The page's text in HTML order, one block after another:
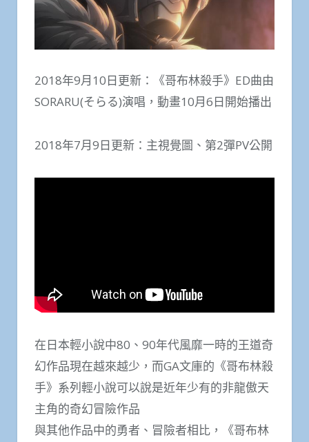
2018年9月10日更新：《哥布林殺手》ED曲由
SORARU(そらる)演唱，動畫10月6日開始播出
2018年7月9日更新：主視覺圖、第2彈PV公開
在日本輕小說中80、90年代風靡一時的王道奇
幻作品現在越來越少，而GA文庫的《哥布林殺
手》系列輕小說可以說是近年少有的非龍傲天
主角的奇幻冒險作品
與其他作品中的勇者、冒險者相比，《哥布林